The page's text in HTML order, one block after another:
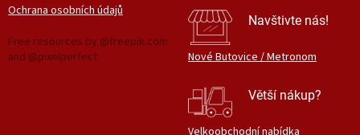
Ochrana osobních údajů
Free resources by @freepik.com
and @pixelperfect
Navštivte nás!
Nové Butovice / Metronom
Větší nákup?